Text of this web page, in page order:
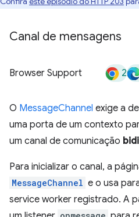
Canal de mensagens
Browser Support 2
O MessageChannel exige a
uma porta de um contexto
um canal de comunicação
Para inicializar o canal, a
MessageChannel e o usa
service worker registrado. A